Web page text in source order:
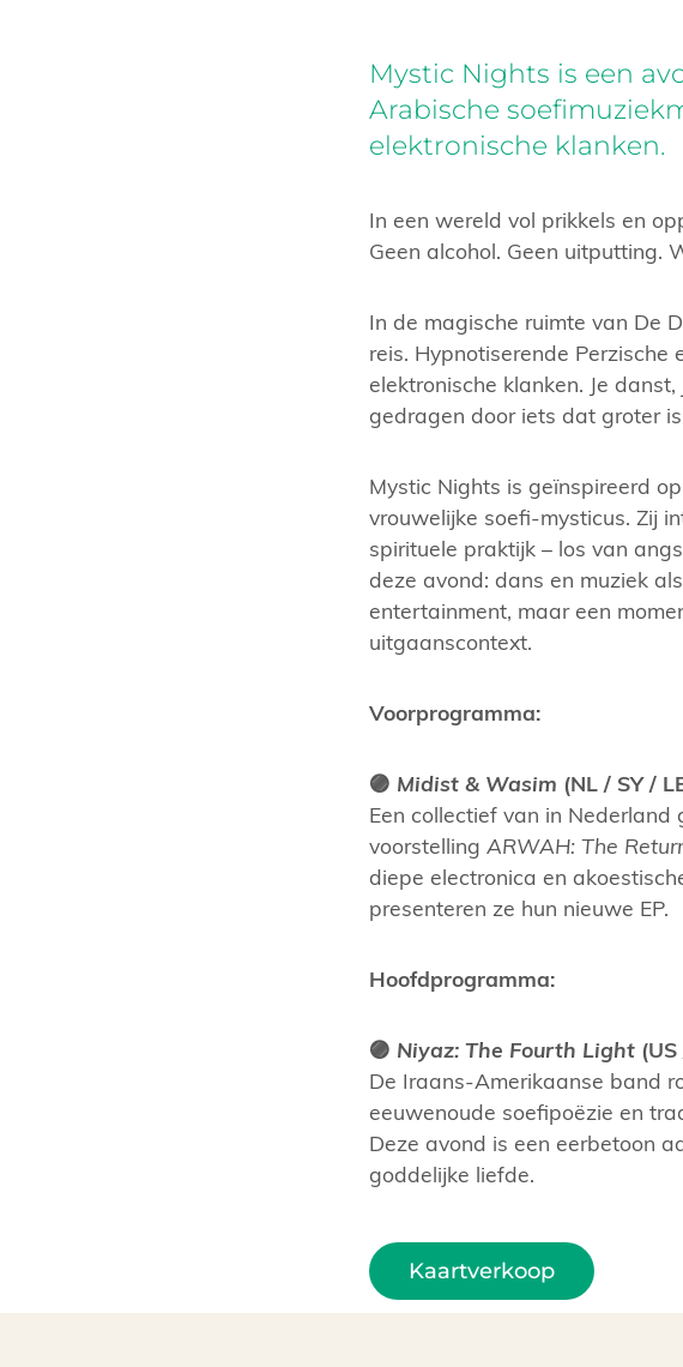
Mystic Nights is een
Arabische
elektronische klanken.
In een wereld vol prikkels en
Geen alcohol. Geen uitputting.
In de magische ruimte van De
reis. Hypnotiserende
elektronische klanken. Je
gedragen door iets dat groter
Mystic Nights is geïnspireerd
vrouwelijke soefi-mysticus. Zij
spirituele praktijk – los van
deze avond: dans en muziek
entertainment, maar een
uitgaanscontext.
Voorprogramma:
🟣 Midist & Wasim (NL / SY /
Een collectief van in
voorstelling ARWAH: The
diepe electronica en
presenteren ze hun nieuwe EP.
Hoofdprogramma:
🟣 Niyaz: The Fourth Light
De Iraans-Amerikaanse band
eeuwenoude soefipoëzie en
Deze avond is een eerbetoon
goddelijke liefde.
Kaartverkoop